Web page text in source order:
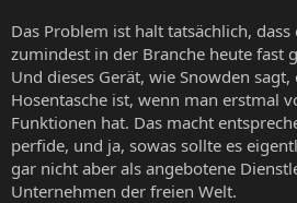
Das Problem ist halt tatsächlich,
zumindest in der Branche heute fast
Und dieses Gerät, wie Snowden
Hosentasche ist, wenn man erstmal
Funktionen hat. Das macht
perfide, und ja, sowas sollte es
gar nicht aber als angebotene
Unternehmen der freien Welt.